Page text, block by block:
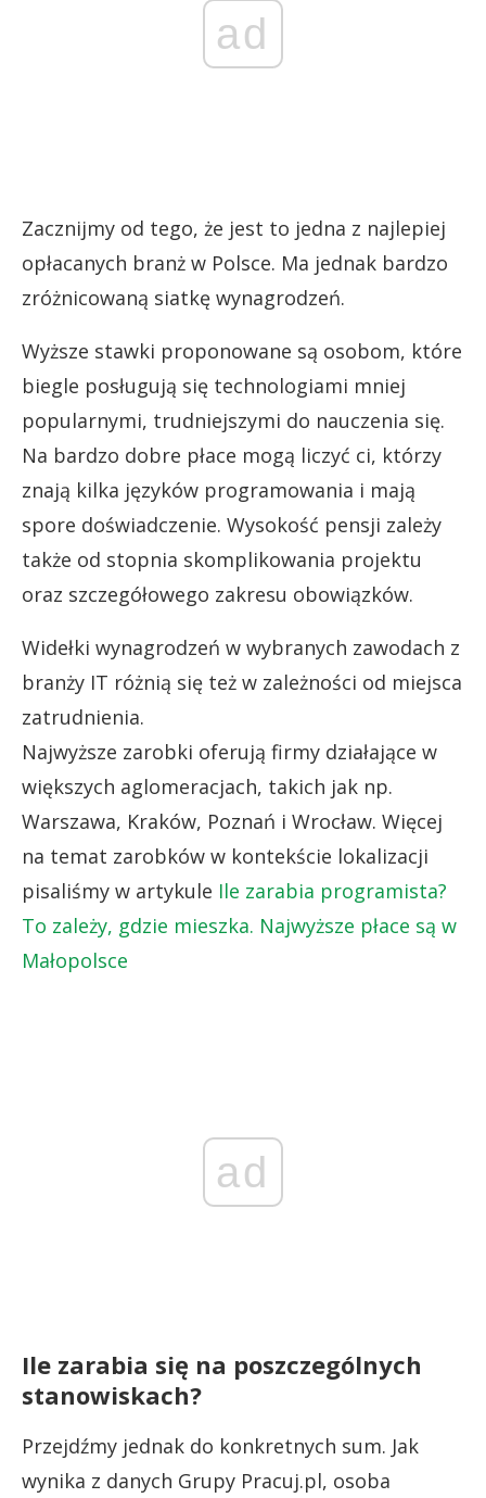
ad
Zacznijmy od tego, że jest to jedna z najlepiej
opłacanych branż w Polsce. Ma jednak bardzo
zróżnicowaną siatkę wynagrodzeń.
Wyższe stawki proponowane są osobom, które
biegle posługują się technologiami mniej
popularnymi, trudniejszymi do nauczenia się.
Na bardzo dobre płace mogą liczyć ci, którzy
znają kilka języków programowania i mają
spore doświadczenie. Wysokość pensji zależy
także od stopnia skomplikowania projektu
oraz szczegółowego zakresu obowiązków.
Widełki wynagrodzeń w wybranych zawodach z
branży IT różnią się też w zależności od miejsca
zatrudnienia.
Najwyższe zarobki oferują firmy działające w
większych aglomeracjach, takich jak np.
Warszawa, Kraków, Poznań i Wrocław. Więcej
na temat zarobków w kontekście lokalizacji
pisaliśmy w artykule Ile zarabia programista?
To zależy, gdzie mieszka. Najwyższe płace są w
Małopolsce
ad
Ile zarabia się na poszczególnych
stanowiskach?
Przejdźmy jednak do konkretnych sum. Jak
wynika z danych Grupy Pracuj.pl, osoba